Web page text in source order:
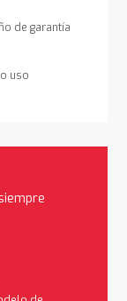
de garantía
uso